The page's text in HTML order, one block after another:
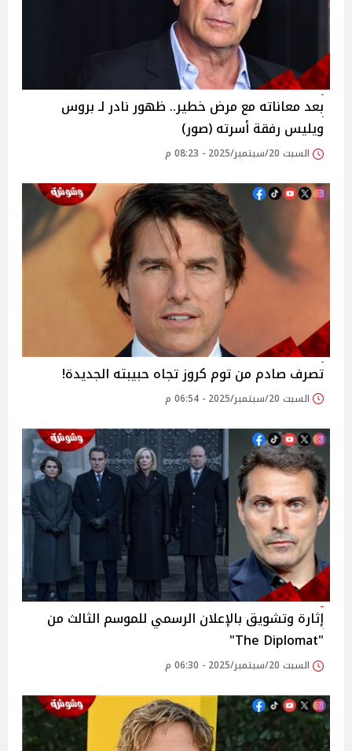
بعد معاناته مع مرض خطير.. ظهور نادر لـ بروس
ويليس رفقة أسرته (صور)
السبت 20/سبتمبر/2025 - 08:23 م
تصرف صادم من توم كروز تجاه حبيبته الجديدة!
السبت 20/سبتمبر/2025 - 06:54 م
إثارة وتشويق بالإعلان الرسمي للموسم الثالث من
"The Diplomat"
السبت 20/سبتمبر/2025 - 06:30 م